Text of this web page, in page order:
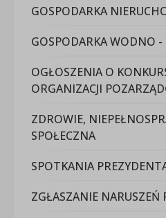
GOSPODARKA
GOSPODARKA WODNO -
OGŁOSZENIA O
ORGANIZACJI
ZDROWIE,
SPOŁECZNA
SPOTKANIA
ZGŁASZANIE NARUSZEŃ